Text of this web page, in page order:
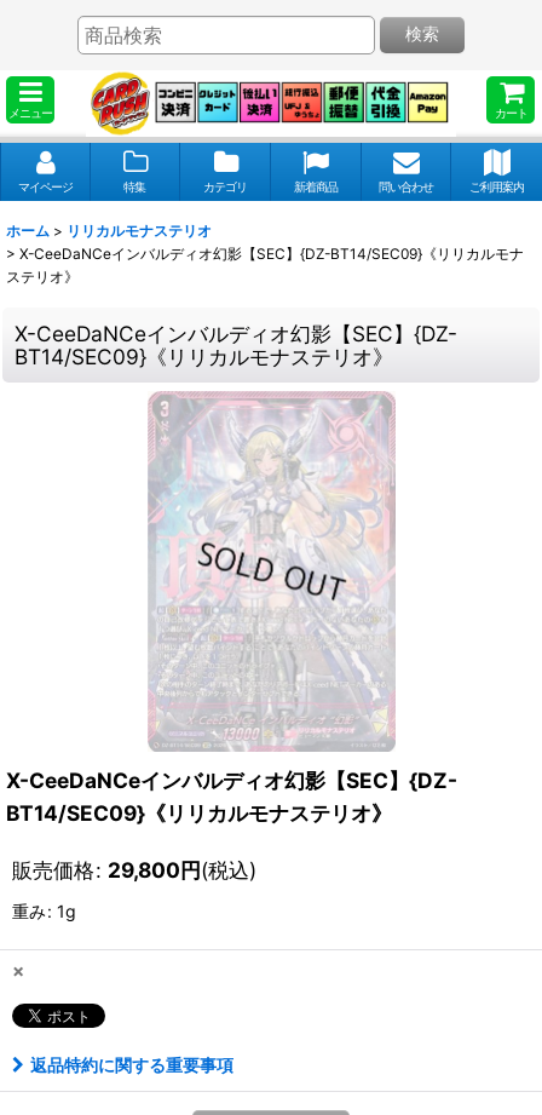
メニュー カート
検索
マイページ 特集 カテゴリ 新着商品 問い合わせ ご利用案内
ホーム > リリカルモナステリオ
> X-CeeDaNCeインバルディオ幻影【SEC】{DZ-BT14/SEC09}《リリカルモナ
ステリオ》
X-CeeDaNCeインバルディオ幻影【SEC】{DZ-
BT14/SEC09}《リリカルモナステリオ》
X-CeeDaNCeインバルディオ幻影【SEC】{DZ-
BT14/SEC09}《リリカルモナステリオ》
販売価格: 29,800円(税込)
重み: 1g
×
返品特約に関する重要事項